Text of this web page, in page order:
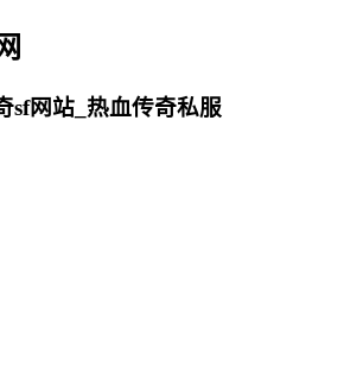
sf网站_热血传奇私服